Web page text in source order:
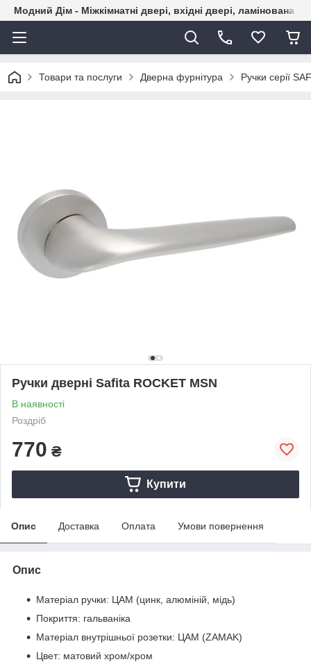
Модний Дім - Міжкімнатні двері, вхідні двері, ламінована
Товари та послуги Дверна фурнітура Ручки серії
Ручки дверні Safita ROCKET MSN
В наявності
Роздріб
770 ₴
Купити
Опис Доставка Оплата Умови повернення
Опис
Матеріал ручки: ЦАМ (цинк, алюміній, мідь)
Покриття: гальваніка
Матеріал внутрішньої розетки: ЦАМ (ZAMAK)
Цвет: матовий хром/хром